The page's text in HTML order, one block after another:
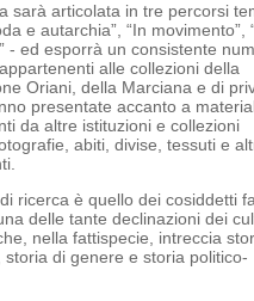
sarà articolata in tre percorsi
e autarchia”, “In movimento”,
- ed esporrà un consistente
alle collezioni della
Oriani, della Marciana e di
presentate accanto a
da altre istituzioni e collezioni
abiti, divise, tessuti e
di ricerca è quello dei cosiddetti
delle tante declinazioni dei
nella fattispecie, intreccia
storia di genere e storia politico-